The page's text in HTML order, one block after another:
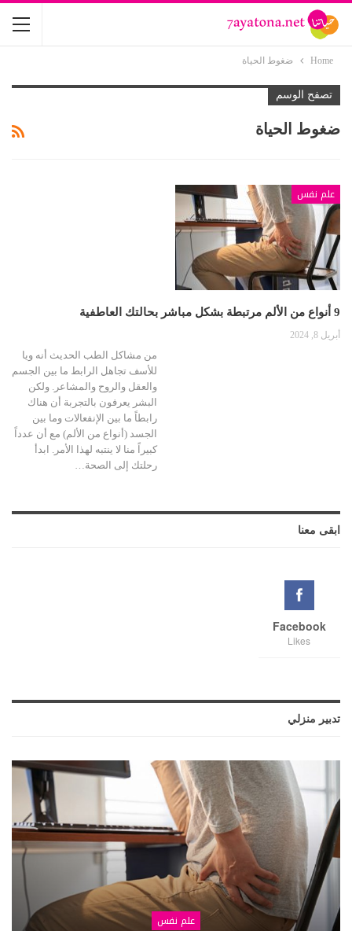
Home ضغوط الحياة
تصفح الوسم
ضغوط الحياة
علم نفس
9 أنواع من الألم مرتبطة بشكل مباشر بحالتك العاطفية
أبريل 8, 2024
من مشاكل الطب الحديث أنه ويا
للأسف تجاهل الرابط ما بين الجسم
والعقل والروح والمشاعر. ولكن
البشر يعرفون بالتجربة أن هناك
رابطاً ما بين الإنفعالات وما بين
الجسد (أنواع من الألم) مع أن عدداً
كبيراً منا لا ينتبه لهذا الأمر. ابدأ
رحلتك إلى الصحة…
ابقى معنا
Facebook
Likes
تدبير منزلي
علم نفس